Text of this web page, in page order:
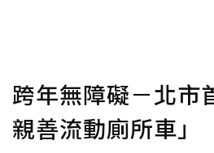
跨年無障礙－北市
親善流動廁所車」